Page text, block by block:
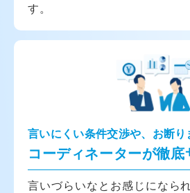
す。
言いにくい条件交渉や、お断り
コーディネーターが徹底
言いづらいなとお感じになら